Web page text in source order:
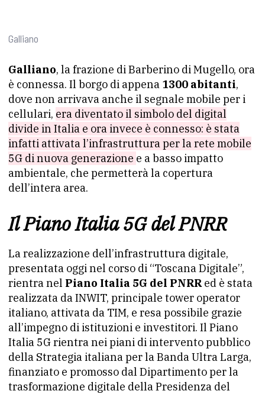
Galliano
Galliano, la frazione di Barberino di Mugello, ora
è connessa. Il borgo di appena 1300 abitanti,
dove non arrivava anche il segnale mobile per i
cellulari, era diventato il simbolo del digital
divide in Italia e ora invece è connesso: è stata
infatti attivata l’infrastruttura per la rete mobile
5G di nuova generazione e a basso impatto
ambientale, che permetterà la copertura
dell’intera area.
Il Piano Italia 5G del PNRR
La realizzazione dell’infrastruttura digitale,
presentata oggi nel corso di “Toscana Digitale”,
rientra nel Piano Italia 5G del PNRRed è stata
realizzata da INWIT, principale tower operator
italiano, attivata da TIM, e resa possibile grazie
all’impegno di istituzioni e investitori. Il Piano
Italia 5G rientra nei piani di intervento pubblico
della Strategia italiana per la Banda Ultra Larga,
finanziato e promosso dal Dipartimento per la
trasformazione digitale della Presidenza del